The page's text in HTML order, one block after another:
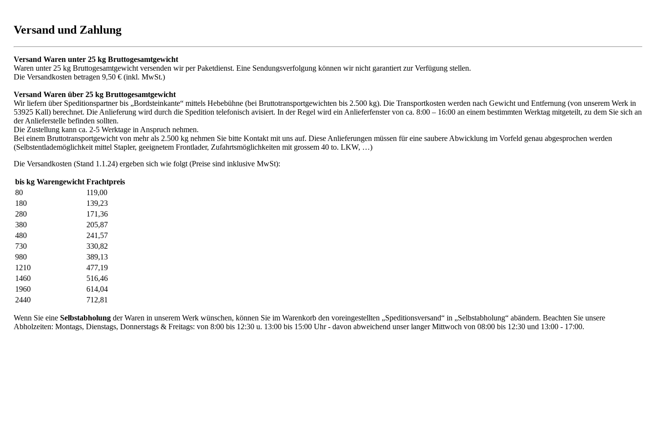
Versand und Zahlung
Versand Waren unter 25 kg Bruttogesamtgewicht
Waren unter 25 kg Bruttogesamtgewicht versenden wir per Paketdienst. Eine Sendungsverfolgung können wir nicht garantiert zur Verfügung stellen.
Die Versandkosten betragen 9,50 € (inkl. MwSt.)
Versand Waren über 25 kg Bruttogesamtgewicht
Wir liefern über Speditionspartner bis „Bordsteinkante“ mittels Hebebühne (bei Bruttotransportgewichten bis 2.500 kg). Die Transportkosten werden nach Gewicht und Entfernung (von unserem Werk in
53925 Kall) berechnet. Die Anlieferung wird durch die Spedition telefonisch avisiert. In der Regel wird ein Anlieferfenster von ca. 8:00 – 16:00 an einem bestimmten Werktag mitgeteilt, zu dem Sie sich an
der Anlieferstelle befinden sollten.
Die Zustellung kann ca. 2-5 Werktage in Anspruch nehmen.
Bei einem Bruttotransportgewicht von mehr als 2.500 kg nehmen Sie bitte Kontakt mit uns auf. Diese Anlieferungen müssen für eine saubere Abwicklung im Vorfeld genau abgesprochen werden
(Selbstentlademöglichkeit mittel Stapler, geeignetem Frontlader, Zufahrtsmöglichkeiten mit grossem 40 to. LKW, …)
Die Versandkosten (Stand 1.1.24) ergeben sich wie folgt (Preise sind inklusive MwSt):
bis kg Warengewicht Frachtpreis
80
119,00
180
139,23
280
171,36
380
205,87
480
241,57
730
330,82
980
389,13
1210
477,19
1460
516,46
1960
614,04
2440
712,81
Wenn Sie eine Selbstabholung der Waren in unserem Werk wünschen, können Sie im Warenkorb den voreingestellten „Speditionsversand“ in „Selbstabholung“ abändern. Beachten Sie unsere
Abholzeiten: Montags, Dienstags, Donnerstags & Freitags: von 8:00 bis 12:30 u. 13:00 bis 15:00 Uhr - davon abweichend unser langer Mittwoch von 08:00 bis 12:30 und 13:00 - 17:00.